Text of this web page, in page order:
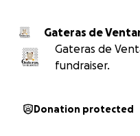
Gateras de
Gateras de
fundraiser.
Donation protected